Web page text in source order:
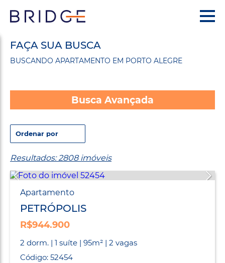
FAÇA SUA BUSCA
BUSCANDO APARTAMENTO EM PORTO ALEGRE
Busca Avançada
Resultados: 2808 imóveis
Apartamento
PETRÓPOLIS
R$944.900
2 dorm. | 1 suíte | 95m² | 2 vagas
Código: 52454